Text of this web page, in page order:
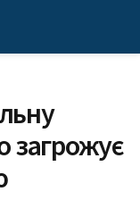
загрожує